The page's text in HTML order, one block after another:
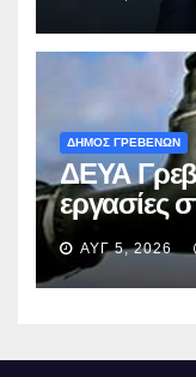
ΔΗΜΟΣ ΓΡΕΒΕΝΩΝ
ΔΕΥΑ
εργασίες
ύδρευσης
ΑΥΓ 5, 2026